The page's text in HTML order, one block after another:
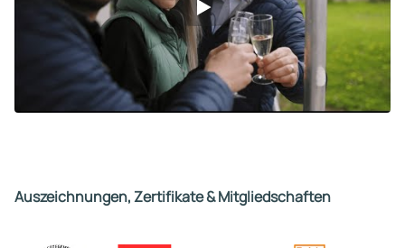
Auszeichnungen, Zertifikate & Mitgliedschaften